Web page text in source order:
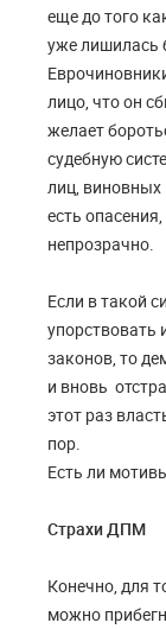
еще до того
уже лишилась
лицо, что он
желает
судебную
лиц, виновных
есть
непрозрачно.
Если в такой
упорствовать
законов, то
и вновь
этот раз
пор.
Есть ли
Страхи ДПМ
Конечно, для
можно